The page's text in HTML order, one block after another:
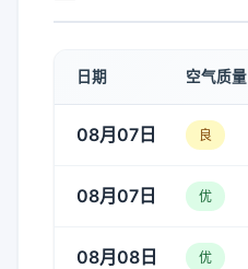
日期 空气质量
08月07日 良
08月07日 优
08月08日 优